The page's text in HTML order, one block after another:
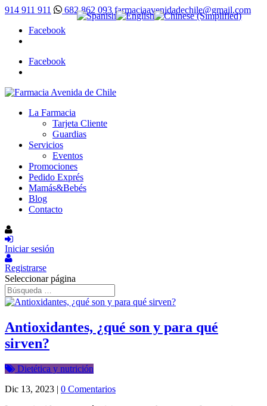
914 911 911 682 862 093 farmaciaavenidadechile@gmail.com
Facebook
Facebook
La Farmacia
Tarjeta Cliente
Guardias
Servicios
Eventos
Promociones
Pedido Exprés
Mamás&Bebés
Blog
Contacto
Iniciar sesión
Registrarse
Seleccionar página
Antioxidantes, ¿qué son y para qué
sirven?
Dietética y nutrición
Dic 13, 2023 | 0 Comentarios